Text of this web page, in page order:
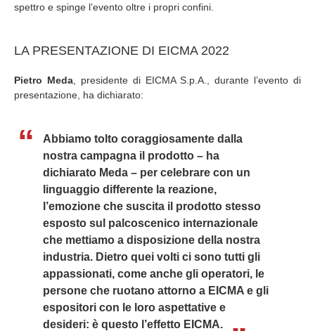
spettro e spinge l’evento oltre i propri confini.
LA PRESENTAZIONE DI EICMA 2022
Pietro Meda, presidente di EICMA S.p.A., durante l’evento di
presentazione, ha dichiarato:
Abbiamo tolto coraggiosamente dalla
nostra campagna il prodotto – ha
dichiarato Meda – per celebrare con un
linguaggio differente la reazione,
l’emozione che suscita il prodotto stesso
esposto sul palcoscenico internazionale
che mettiamo a disposizione della nostra
industria. Dietro quei volti ci sono tutti gli
appassionati, come anche gli operatori, le
persone che ruotano attorno a EICMA e gli
espositori con le loro aspettative e
desideri: è questo l’effetto EICMA.